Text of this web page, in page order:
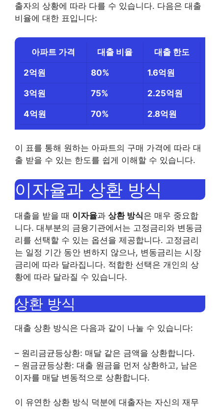
출자의 상황에 따라 다를 수 있습니다. 다음은 대출
비율에 대한 표입니다:
아파트 가격 대출 비율 대출 한도
2억원 80% 1.6억원
3억원 75% 2.25억원
4억원 70% 2.8억원
이 표를 통해 원하는 아파트의 구매 가격에 따라 대
출 받을 수 있는 한도를 쉽게 이해할 수 있습니다.
이자율과 상환 방식
대출을 받을 때 이자율과 상환 방식은 매우 중요합
니다. 대부분의 금융기관에서는 고정금리와 변동금
리를 선택할 수 있는 옵션을 제공합니다. 고정금리
는 일정 기간 동안 변하지 않으나, 변동금리는 시장
금리에 따라 달라집니다. 적합한 선택은 개인의 상
황에 따라 달라질 수 있습니다.
상환 방식
대출 상환 방식은 다음과 같이 나눌 수 있습니다:
– 원리금균등상환: 매달 같은 금액을 상환합니다.
– 원금균등상환: 대출 원금을 먼저 상환하고, 남은
이자를 매달 변동적으로 상환합니다.
이 유연한 상환 방식 덕분에 대출자는 자신의 재무